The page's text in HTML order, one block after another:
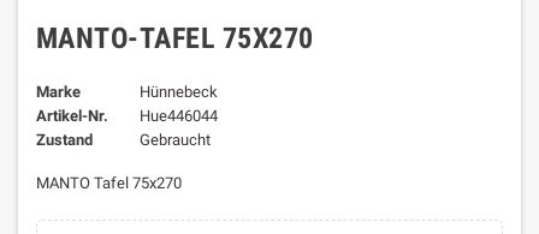
MANTO-TAFEL 75X270
Marke
Hünnebeck
Artikel-Nr.
Hue446044
Zustand
Gebraucht
MANTO Tafel 75x270